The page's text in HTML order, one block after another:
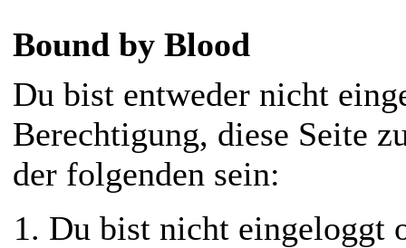
Bound by Blood
Du bist entweder nicht
Berechtigung, diese Seite
der folgenden sein:
Du bist nicht eingeloggt